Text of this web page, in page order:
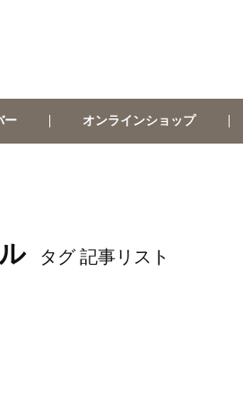
ー オンラインショップ
タグ 記事リスト